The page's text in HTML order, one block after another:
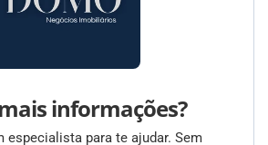
informações?
especialista para te ajudar. Sem